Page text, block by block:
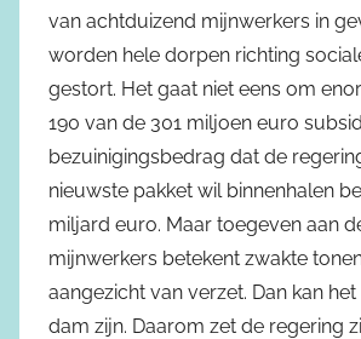
van achtduizend mijnwerkers in
worden hele dorpen richting
gestort. Het gaat niet eens om
190 van de 301 miljoen euro
bezuinigingsbedrag dat de
nieuwste pakket wil binnenhalen
miljard euro. Maar toegeven aan
mijnwerkers betekent zwakte
aangezicht van verzet. Dan kan
dam zijn. Daarom zet de regering